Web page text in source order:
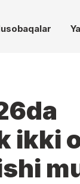
ikki